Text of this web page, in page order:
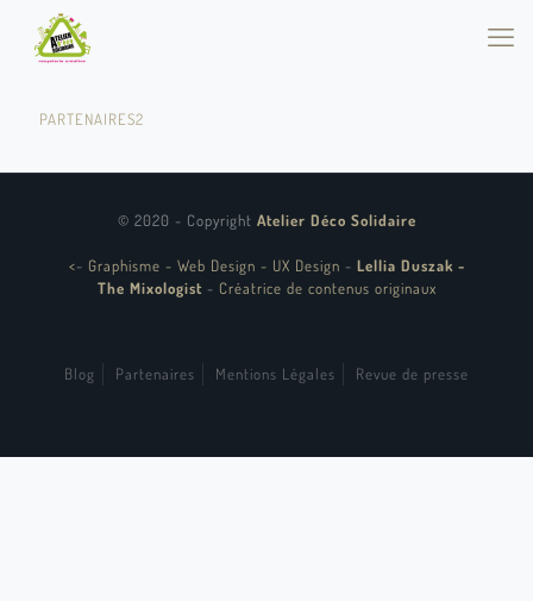
PARTENAIRES2
© 2020 - Copyright Atelier Déco Solidaire
<- Graphisme - Web Design - UX Design - Lellia Duszak -
The Mixologist - Créatrice de contenus originaux
Blog Partenaires Mentions Légales Revue de presse